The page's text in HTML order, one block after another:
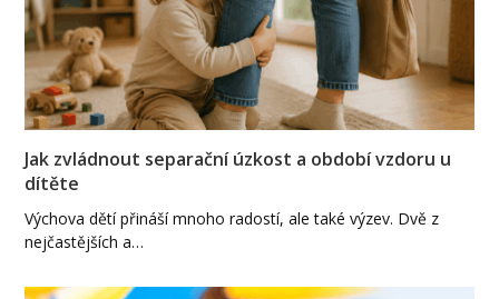
Jak zvládnout separační úzkost a období vzdoru u
dítěte
Výchova dětí přináší mnoho radostí, ale také výzev. Dvě z
nejčastějších a…